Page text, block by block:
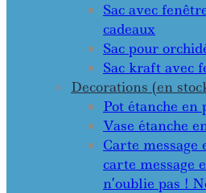
Sac avec
cadeaux
Sac pour
Sac kraft avec
Decorations (en
Pot étanche
Vase étanche
Carte message
carte message
n’oublie pas !